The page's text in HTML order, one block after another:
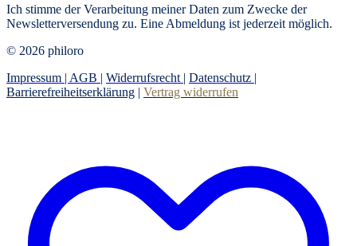
Ich stimme der Verarbeitung meiner Daten zum Zwecke der
Newsletterversendung zu. Eine Abmeldung ist jederzeit möglich.
© 2026 philoro
Impressum | AGB | Widerrufsrecht | Datenschutz |
Barrierefreiheitserklärung | Vertrag widerrufen